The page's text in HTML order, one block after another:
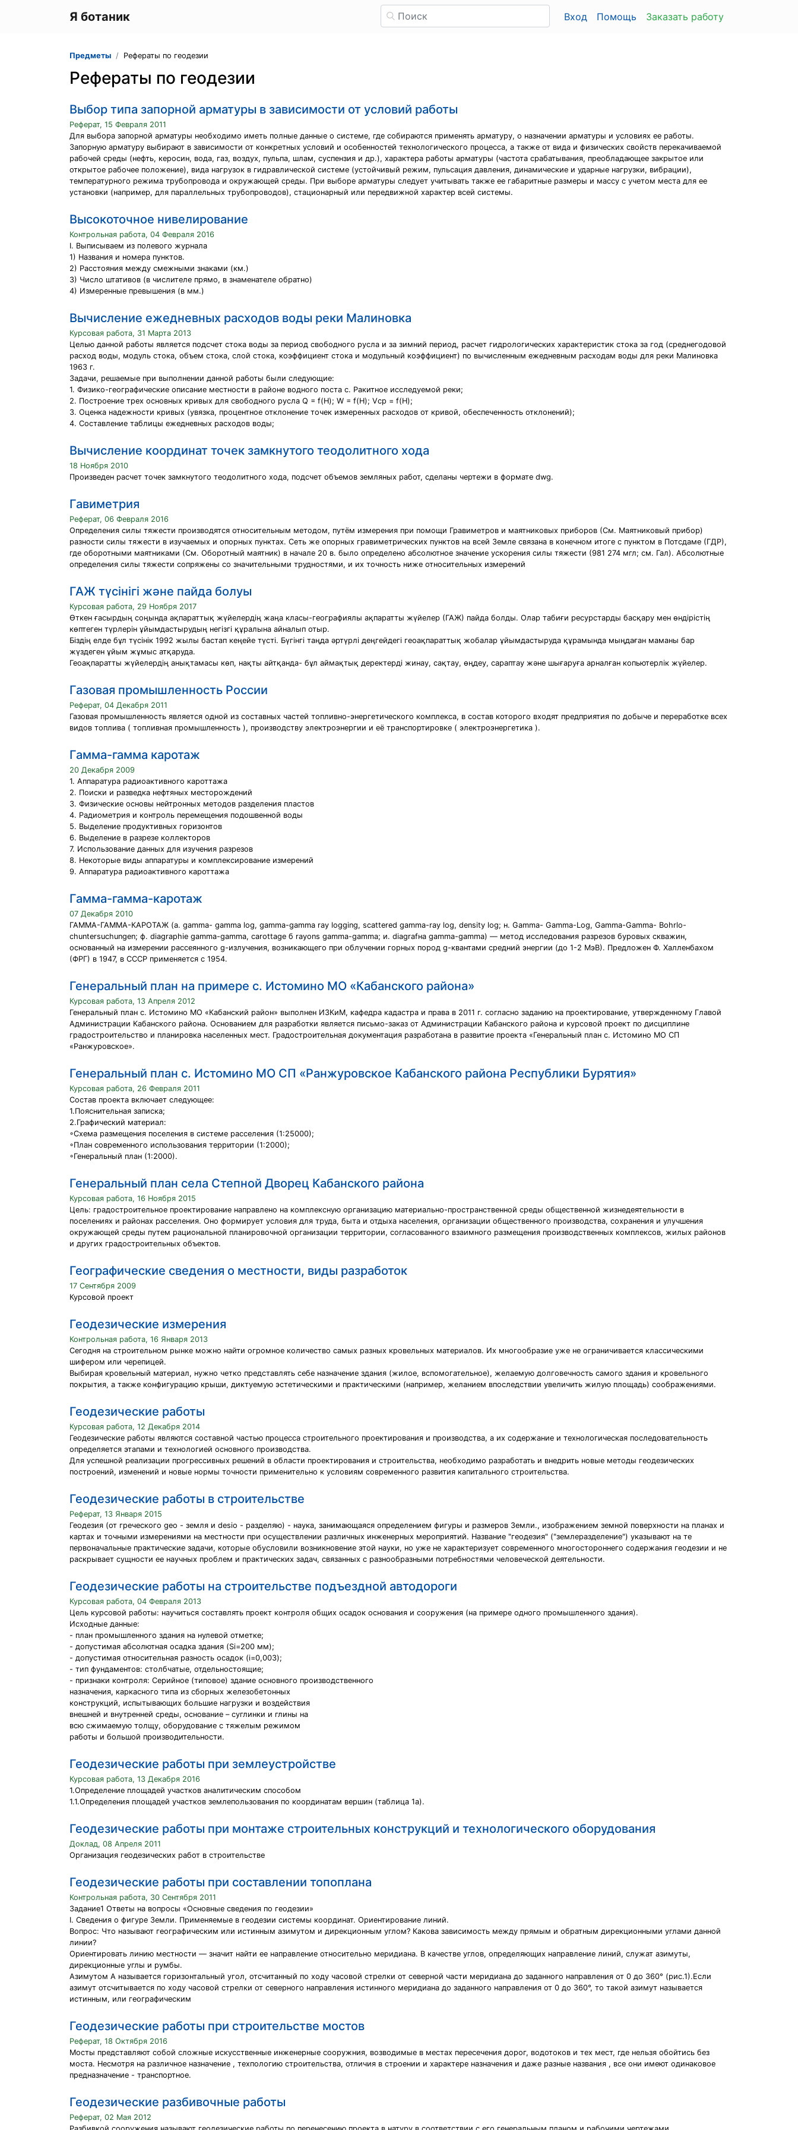
Я ботаник Вход Помощь Заказать работу
Предметы Рефераты по геодезии
Рефераты по геодезии
Выбор типа запорной арматуры в зависимости от условий работы
Реферат, 15 Февраля 2011
Для выбора запорной арматуры необходимо иметь полные данные о системе, где собираются применять арматуру, о назначении арматуры и условиях ее работы.
Запорную арматуру выбирают в зависимости от конкретных условий и особенностей технологического процесса, а также от вида и физических свойств перекачиваемой
рабочей среды (нефть, керосин, вода, газ, воздух, пульпа, шлам, суспензия и др.), характера работы арматуры (частота срабатывания, преобладающее закрытое или
открытое рабочее положение), вида нагрузок в гидравлической системе (устойчивый режим, пульсация давления, динамические и ударные нагрузки, вибрации),
температурного режима трубопровода и окружающей среды. При выборе арматуры следует учитывать также ее габаритные размеры и массу с учетом места для ее
установки (например, для параллельных трубопроводов), стационарный или передвижной характер всей системы.
Высокоточное нивелирование
Контрольная работа, 04 Февраля 2016
I. Выписываем из полевого журнала
1) Названия и номера пунктов.
2) Расстояния между смежными знаками (км.)
3) Число штативов (в числителе прямо, в знаменателе обратно)
4) Измеренные превышения (в мм.)
Вычисление ежедневных расходов воды реки Малиновка
Курсовая работа, 31 Марта 2013
Целью данной работы является подсчет стока воды за период свободного русла и за зимний период, расчет гидрологических характеристик стока за год (среднегодовой
расход воды, модуль стока, объем стока, слой стока, коэффициент стока и модульный коэффициент) по вычисленным ежедневным расходам воды для реки Малиновка
1963 г.
Задачи, решаемые при выполнении данной работы были следующие:
1. Физико-географические описание местности в районе водного поста с. Ракитное исследуемой реки;
2. Построение трех основных кривых для свободного русла Q = f(H); W = f(H); Vср = f(H);
3. Оценка надежности кривых (увязка, процентное отклонение точек измеренных расходов от кривой, обеспеченность отклонений);
4. Составление таблицы ежедневных расходов воды;
Вычисление координат точек замкнутого теодолитного хода
18 Ноября 2010
Произведен расчет точек замкнутого теодолитного хода, подсчет объемов земляных работ, сделаны чертежи в формате dwg.
Гавиметрия
Реферат, 06 Февраля 2016
Определения силы тяжести производятся относительным методом, путём измерения при помощи Гравиметров и маятниковых приборов (См. Маятниковый прибор)
разности силы тяжести в изучаемых и опорных пунктах. Сеть же опорных гравиметрических пунктов на всей Земле связана в конечном итоге с пунктом в Потсдаме (ГДР),
где оборотными маятниками (См. Оборотный маятник) в начале 20 в. было определено абсолютное значение ускорения силы тяжести (981 274 мгл; см. Гал). Абсолютные
определения силы тяжести сопряжены со значительными трудностями, и их точность ниже относительных измерений
ГАЖ түсінігі және пайда болуы
Курсовая работа, 29 Ноября 2017
Өткен ғасырдың соңында ақпараттық жүйелердің жаңа класы-географиялы ақпаратты жүйелер (ГАЖ) пайда болды. Олар табиғи ресурстарды басқару мен өндірістің
көптеген түрлерін ұйымдастырудың негізгі құралына айналып отыр.
Біздің елде бұл түсінік 1992 жылы бастап кеңейе түсті. Бүгінгі таңда әртүрлі деңгейдегі геоақпараттық жобалар ұйымдастыруда құрамында мыңдаған маманы бар
жүздеген ұйым жұмыс атқаруда.
Геоақпаратты жүйелердің анықтамасы көп, нақты айтқанда- бұл аймақтық деректерді жинау, сақтау, өңдеу, сараптау және шығаруға арналған копьютерлік жүйелер.
Газовая промышленность России
Реферат, 04 Декабря 2011
Газовая промышленность является одной из составных частей топливно-энергетического комплекса, в состав которого входят предприятия по добыче и переработке всех
видов топлива ( топливная промышленность ), производству электроэнергии и её транспортировке ( электроэнергетика ).
Гамма-гамма каротаж
20 Декабря 2009
1. Аппаратура радиоактивного кароттажа
2. Поиски и разведка нефтяных месторождений
3. Физические основы нейтронных методов разделения пластов
4. Радиометрия и контроль перемещения подошвенной воды
5. Выделение продуктивных горизонтов
6. Выделение в разрезе коллекторов
7. Использование данных для изучения разрезов
8. Некоторые виды аппаратуры и комплексирование измерений
9. Аппаратура радиоактивного кароттажа
Гамма-гамма-каротаж
07 Декабря 2010
ГАММА-ГАММА-КАРОТАЖ (а. gamma- gamma log, gamma-gamma ray logging, scattered gamma-ray log, density log; н. Gamma- Gamma-Log, Gamma-Gamma- Воhrlo-
chuntersuchungen; ф. diagraphie gamma-gamma, carottage б rayons gamma-gamma; и. diagrafнa gamma-gamma) — метод исследования разрезов буровых скважин,
основанный на измерении рассеянного g-излучения, возникающего при облучении горных пород g-квантами средний энергии (до 1-2 МэВ). Предложен Ф. Халленбахом
(ФРГ) в 1947, в CCCP применяется с 1954.
Генеральный план на примере с. Истомино МО «Кабанского района»
Курсовая работа, 13 Апреля 2012
Генеральный план с. Истомино МО «Кабанский район» выполнен ИЗКиМ, кафедра кадастра и права в 2011 г. согласно заданию на проектирование, утвержденному Главой
Администрации Кабанского района. Основанием для разработки является письмо-заказ от Администрации Кабанского района и курсовой проект по дисциплине
градостроительство и планировка населенных мест. Градостроительная документация разработана в развитие проекта «Генеральный план с. Истомино МО СП
«Ранжуровское».
Генеральный план с. Истомино МО СП «Ранжуровское Кабанского района Республики Бурятия»
Курсовая работа, 26 Февраля 2011
Состав проекта включает следующее:
1.Пояснительная записка;
2.Графический материал:
◦Схема размещения поселения в системе расселения (1:25000);
◦План современного использования территории (1:2000);
◦Генеральный план (1:2000).
Генеральный план села Степной Дворец Кабанского района
Курсовая работа, 16 Ноября 2015
Цель: градостроительное проектирование направлено на комплексную организацию материально-пространственной среды общественной жизнедеятельности в
поселениях и районах расселения. Оно формирует условия для труда, быта и отдыха населения, организации общественного производства, сохранения и улучшения
окружающей среды путем рациональной планировочной организации территории, согласованного взаимного размещения производственных комплексов, жилых районов
и других градостроительных объектов.
Географические сведения о местности, виды разработок
17 Сентября 2009
Курсовой проект
Геодезические измерения
Контрольная работа, 16 Января 2013
Сегодня на строительном рынке можно найти огромное количество самых разных кровельных материалов. Их многообразие уже не ограничивается классическими
шифером или черепицей.
Выбирая кровельный материал, нужно четко представлять себе назначение здания (жилое, вспомогательное), желаемую долговечность самого здания и кровельного
покрытия, а также конфигурацию крыши, диктуемую эстетическими и практическими (например, желанием впоследствии увеличить жилую площадь) соображениями.
Геодезические работы
Курсовая работа, 12 Декабря 2014
Геодезические работы являются составной частью процесса строительного проектирования и производства, а их содержание и технологическая последовательность
определяется этапами и технологией основного производства.
Для успешной реализации прогрессивных решений в области проектирования и строительства, необходимо разработать и внедрить новые методы геодезических
построений, изменений и новые нормы точности применительно к условиям современного развития капитального строительства.
Геодезические работы в строительстве
Реферат, 13 Января 2015
Геодезия (от греческого geo - земля и desio - разделяю) - наука, занимающаяся определением фигуры и размеров Земли., изображением земной поверхности на планах и
картах и точными измерениями на местности при осуществлении различных инженерных мероприятий. Название "геодезия" ("землеразделение") указывают на те
первоначальные практические задачи, которые обусловили возникновение этой науки, но уже не характеризует современного многостороннего содержания геодезии и не
раскрывает сущности ее научных проблем и практических задач, связанных с разнообразными потребностями человеческой деятельности.
Геодезические работы на строительстве подъездной автодороги
Курсовая работа, 04 Февраля 2013
Цель курсовой работы: научиться составлять проект контроля общих осадок основания и сооружения (на примере одного промышленного здания).
Исходные данные:
- план промышленного здания на нулевой отметке;
- допустимая абсолютная осадка здания (Si=200 мм);
- допустимая относительная разность осадок (i=0,003);
- тип фундаментов: столбчатые, отдельностоящие;
- признаки контроля: Серийное (типовое) здание основного производственного
назначения, каркасного типа из сборных железобетонных
конструкций, испытывающих большие нагрузки и воздействия
внешней и внутренней среды, основание – суглинки и глины на
всю сжимаемую толщу, оборудование с тяжелым режимом
работы и большой производительности.
Геодезические работы при землеустройстве
Курсовая работа, 13 Декабря 2016
1.Определение площадей участков аналитическим способом
1.1.Определения площадей участков землепользования по координатам вершин (таблица 1а).
Геодезические работы при монтаже строительных конструкций и технологического оборудования
Доклад, 08 Апреля 2011
Организация геодезических работ в строительстве
Геодезические работы при составлении топоплана
Контрольная работа, 30 Сентября 2011
Задание1 Ответы на вопросы «Основные сведения по геодезии»
I. Сведения о фигуре Земли. Применяемые в геодезии системы координат. Ориентирование линий.
Вопрос: Что называют географическим или истинным азимутом и дирекционным углом? Какова зависимость между прямым и обратным дирекционными углами данной
линии?
Ориентировать линию местности — значит найти ее направление относительно меридиана. В качестве углов, определяющих направление линий, служат азимуты,
дирекционные углы и румбы.
Азимутом А называется горизонтальный угол, отсчитанный по ходу часовой стрелки от северной части меридиана до заданного направления от 0 до 360° (рис.1).Если
азимут отсчитывается по ходу часовой стрелки от северного направления истинного меридиана до заданного направления от 0 до 360°, то такой азимут называется
истинным, или географическим
Геодезические работы при строительстве мостов
Реферат, 18 Октября 2016
Мосты представляют собой сложные искусственные инженерные сооружния, возводимые в местах пересечения дорог, водотоков и тех мест, где нельзя обойтись без
моста. Несмотря на различное назначение , техпологию строительства, отличия в строении и характере назначения и даже разные названия , все они имеют одинаковое
предназначение - транспортное.
Геодезические разбивочные работы
Реферат, 02 Мая 2012